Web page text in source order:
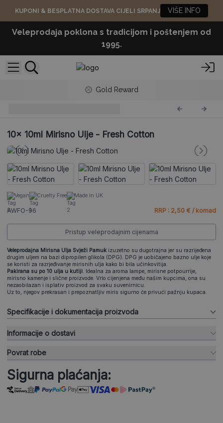
KUPONI & BESPLATNA DOSTAVA CIJELI SRPANJ VIŠE INFO
Veleprodaja poklona s tradicijom i poštenjem od
1995.
Gold Reward
10x 10ml Mirisno Ulje - Fresh Cotton
Vegan Cruelty Free Made In UK
AWFO-96 RRP : 2,50 € / komad
Pristup veleprodajnim cijenama
Veleprodajna Mirisna Ulja Svježi Pamuk izuzetno su dugotrajna jer su razrijeđena
drugim uljem na bazi dipropilen glikola (DPG). DPG je uobičajeno bazno ulje koje
se koristi za razrjeđivanje mirisnih ulja kako bi bila učinkovitija.
Pakirana su po 10 ulja u kutiji. Idealna za aroma lampe, mirisne potpourrije,
mirisno kamenje i slične proizvode. Vrlo cijenjena među našim kupcima, ona su
nezaobilazan i isplativ proizvod za svaku suvenirnicu.
Uz to, njegov prekrasan i prepoznatljiv miris sigurno će privući pažnju kupaca.
Specifikacije i dokumentacija proizvoda
Informacije o dostavi
Povrat robe
Sigurna plaćanja: